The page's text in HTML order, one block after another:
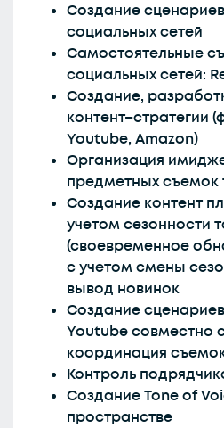
Создание
социальных сетей
Самостоятельные
социальных сетей:
Создание,
контент–стратегии
Youtube, Amazon)
Организация
предметных съемок
Создание контент
учетом сезонности
(своевременное
с учетом смены
вывод новинок
Создание
Youtube совместно
координация
Контроль
Создание Tone of
пространстве